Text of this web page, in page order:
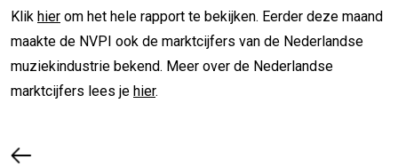
Klik hier om het hele rapport te bekijken. Eerder deze maand
maakte de NVPI ook de marktcijfers van de Nederlandse
muziekindustrie bekend. Meer over de Nederlandse
marktcijfers lees je hier.